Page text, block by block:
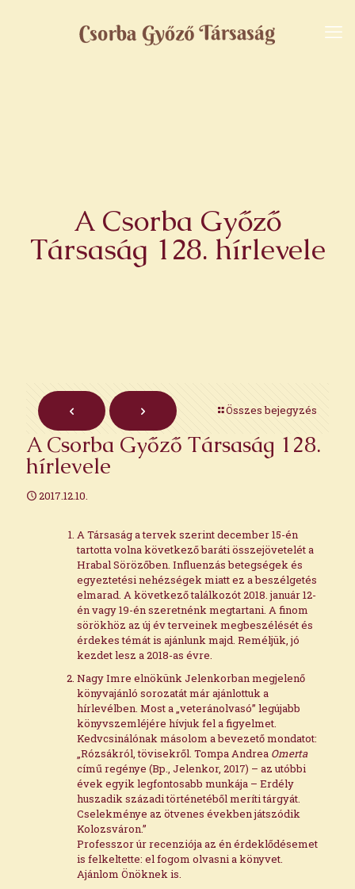
A Csorba Győző
Társaság 128. hírlevele
Összes bejegyzés
A Csorba Győző Társaság 128.
hírlevele
2017.12.10.
A Társaság a tervek szerint december 15-én
tartotta volna következő baráti összejövetelét a
Hrabal Sörözőben. Influenzás betegségek és
egyeztetési nehézségek miatt ez a beszélgetés
elmarad. A következő találkozót 2018. január 12-
én vagy 19-én szeretnénk megtartani. A finom
sörökhöz az új év terveinek megbeszélését és
érdekes témát is ajánlunk majd. Reméljük, jó
kezdet lesz a 2018-as évre.
Nagy Imre elnökünk Jelenkorban megjelenő
könyvajánló sorozatát már ajánlottuk a
hírlevélben. Most a „veteránolvasó” legújabb
könyvszemléjére hívjuk fel a figyelmet.
Kedvcsinálónak másolom a bevezető mondatot:
„Rózsákról, tövisekről. Tompa Andrea Omerta
című regénye (Bp., Jelenkor, 2017) – az utóbbi
évek egyik legfontosabb munkája – Erdély
huszadik századi történetéből meríti tárgyát.
Cselekménye az ötvenes években játszódik
Kolozsváron.”
Professzor úr recenziója az én érdeklődésemet
is felkeltette: el fogom olvasni a könyvet.
Ajánlom Önöknek is.